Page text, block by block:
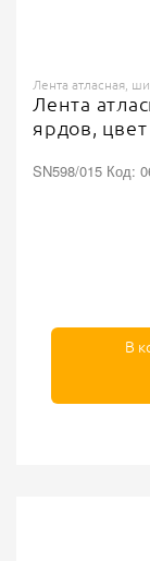
Лента атласная,
Лента
ярдов,
SN598/015 Код:
В